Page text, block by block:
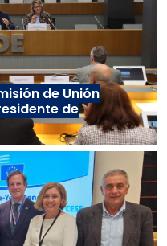
de Unión
de